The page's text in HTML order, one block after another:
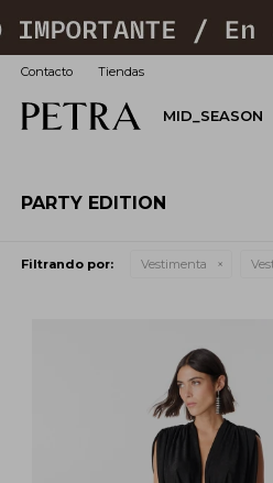
MID_SEASON
Contacto Tiendas
PARTY EDITION
Filtrando por: Vestimenta